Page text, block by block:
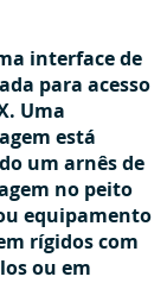
interface de
para acesso
Uma
está
um arnês de
no peito
equipamento
rígidos com
ou em